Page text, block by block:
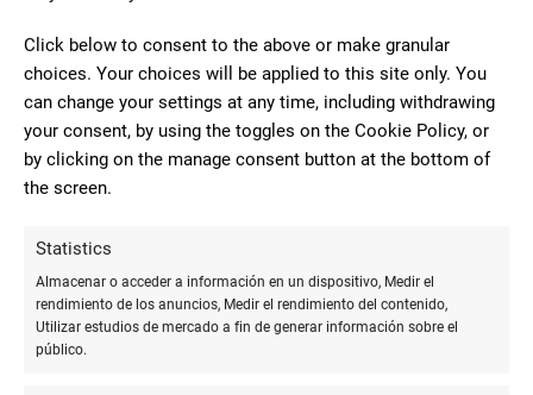
Click below to consent to the above or make granular
choices. Your choices will be applied to this site only. You
can change your settings at any time, including withdrawing
your consent, by using the toggles on the Cookie Policy, or
by clicking on the manage consent button at the bottom of
the screen.
Statistics
Almacenar o acceder a información en un dispositivo, Medir el
rendimiento de los anuncios, Medir el rendimiento del contenido,
Utilizar estudios de mercado a fin de generar información sobre el
público.
Berta Casal
Muy buena atención y servicio
muy eficaz. Cuenta también con servicio
de recargas de tarjeta de transporte urbano y administración
de lotería.
Rocio Caballero
Peña
La primera vez que ido y la última
,el trato al cliente de vergüenza me he
sentido muy incómoda ,mucha mala tensión con el cliente y